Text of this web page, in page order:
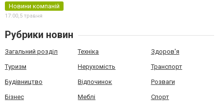
Новини компаній
17:00,5 травня
Рубрики новин
Загальний розділ Техніка Здоров'я
Туризм Нерухомість Транспорт
Будівництво Відпочинок Розваги
Бізнес Меблі Спорт